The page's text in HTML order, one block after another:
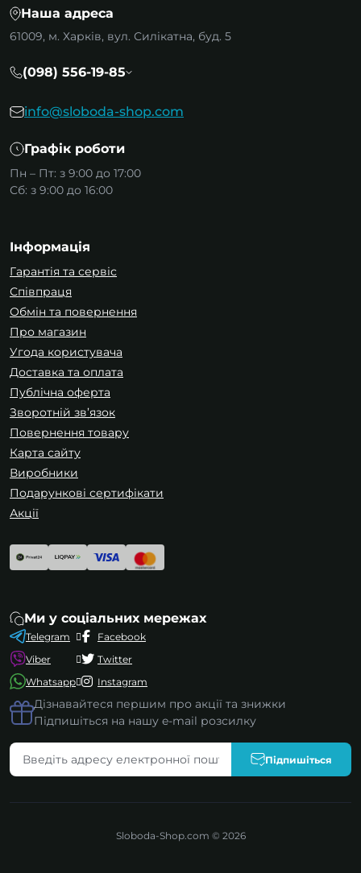
Наша адреса
61009, м. Харків, вул. Силікатна, буд. 5
(098) 556-19-85
info@sloboda-shop.com
Графік роботи
Пн – Пт: з 9:00 до 17:00
Сб: з 9:00 до 16:00
Інформація
Гарантія та сервіс
Співпраця
Обмін та повернення
Про магазин
Угода користувача
Доставка та оплата
Публічна оферта
Зворотній зв’язок
Повернення товару
Карта сайту
Виробники
Подарункові сертифікати
Акції
Ми у соціальних мережах
Telegram
Viber
Whatsapp
Facebook
Twitter
Instagram
Дізнавайтеся першим про акції та знижки
Підпишіться на нашу e-mail розсилку
Підпишіться
Sloboda-Shop.com © 2026